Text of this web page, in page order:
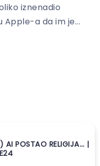
iznenadio
Apple-a da im je...
POSTAO RELIGIJA… |